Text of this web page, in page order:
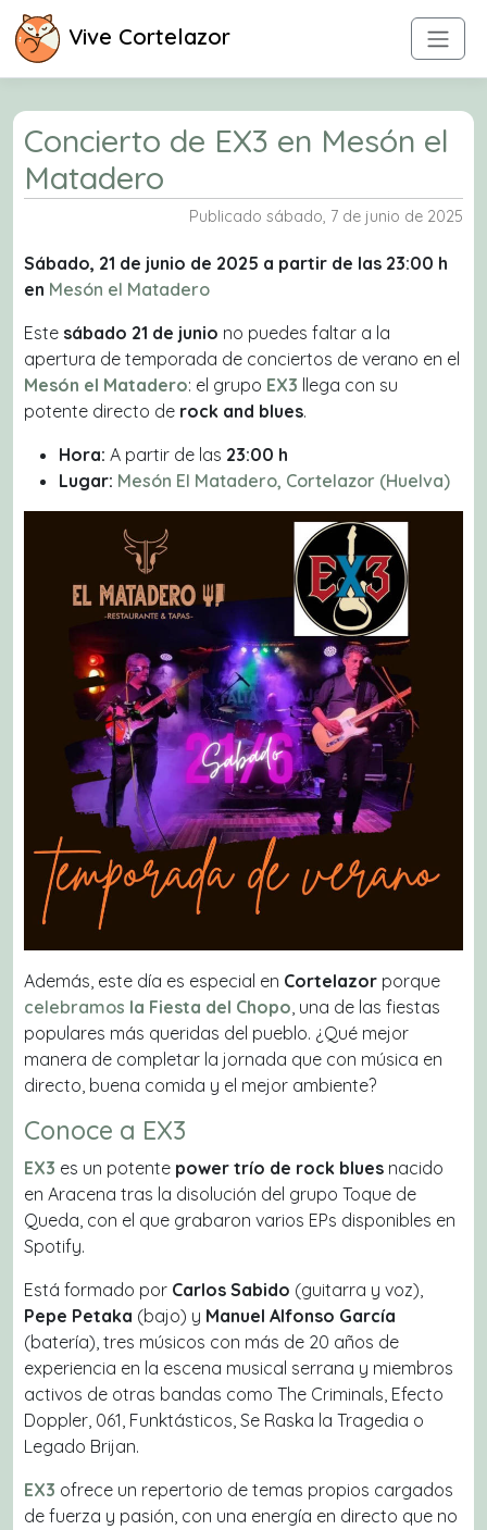
Vive Cortelazor
Concierto de EX3 en Mesón el
Matadero
Publicado sábado, 7 de junio de 2025
Sábado, 21 de junio de 2025 a partir de las 23:00 h
en Mesón el Matadero
Este sábado 21 de junio no puedes faltar a la
apertura de temporada de conciertos de verano en el
Mesón el Matadero: el grupo EX3 llega con su
potente directo de rock and blues.
Hora: A partir de las 23:00 h
Lugar: Mesón El Matadero, Cortelazor (Huelva)
Además, este día es especial en Cortelazor porque
celebramos la Fiesta del Chopo, una de las fiestas
populares más queridas del pueblo. ¿Qué mejor
manera de completar la jornada que con música en
directo, buena comida y el mejor ambiente?
Conoce a EX3
EX3 es un potente power trío de rock blues nacido
en Aracena tras la disolución del grupo Toque de
Queda, con el que grabaron varios EPs disponibles en
Spotify.
Está formado por Carlos Sabido (guitarra y voz),
Pepe Petaka (bajo) y Manuel Alfonso García
(batería), tres músicos con más de 20 años de
experiencia en la escena musical serrana y miembros
activos de otras bandas como The Criminals, Efecto
Doppler, 061, Funktásticos, Se Raska la Tragedia o
Legado Brijan.
EX3 ofrece un repertorio de temas propios cargados
de fuerza y pasión, con una energía en directo que no